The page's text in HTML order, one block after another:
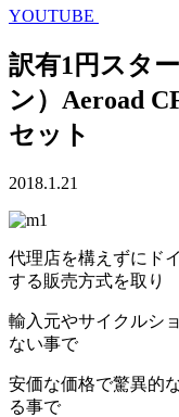
YOUTUBE
訳有1円スタ
ン）Aeroad
セット
2018.1.21
代理店を構えずにド
する販売方式を取り
輸入元やサイクルシ
ない事で
安価な価格で驚異的
る事で